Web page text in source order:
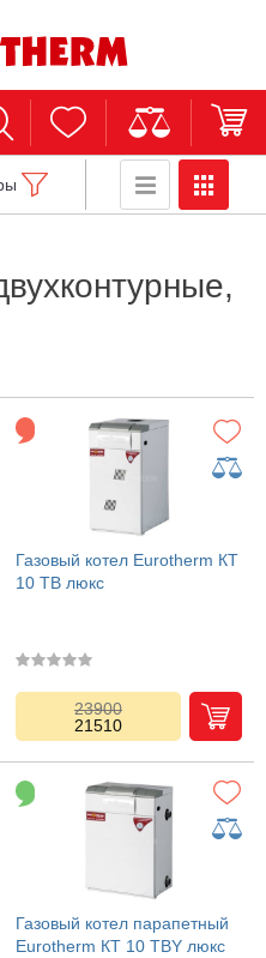
Газовый котел Eurotherm КТ
10 TB люкс
23900
21510
Газовый котел парапетный
Eurotherm КТ 10 TBY люкс